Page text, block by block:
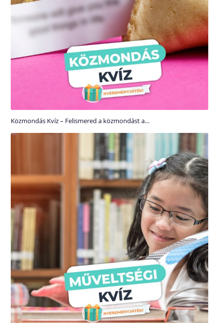
Közmondás Kvíz – Felismered a közmondást a…